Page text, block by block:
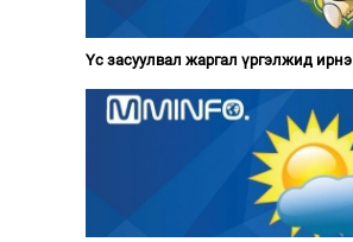
Үс засуулвал жаргал үргэлжид ирнэ